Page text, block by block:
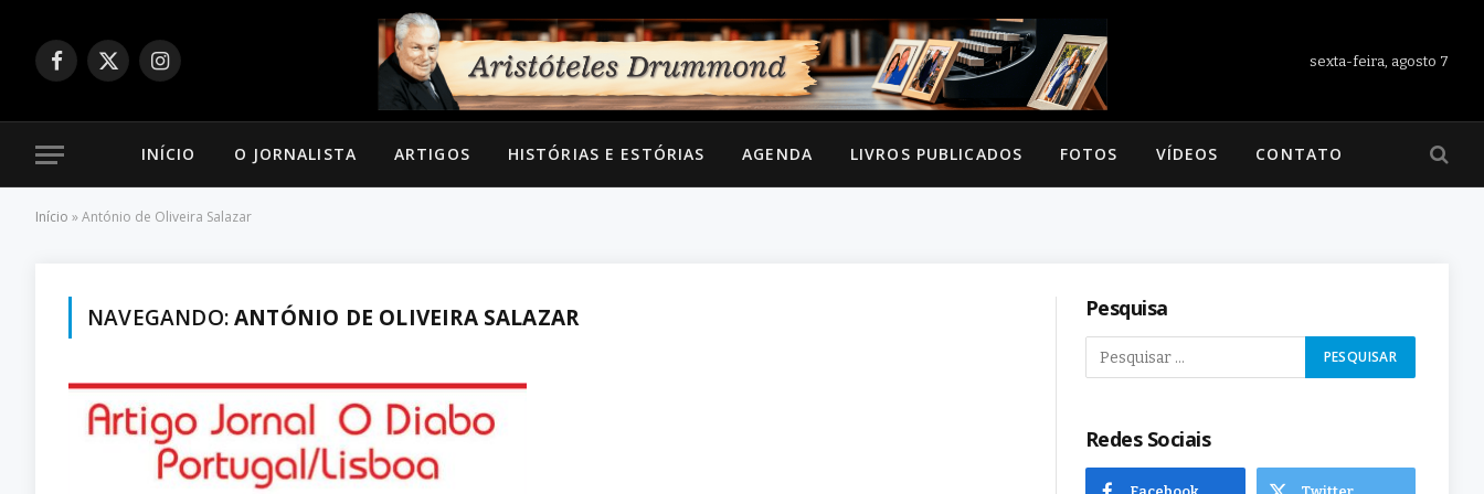
Facebook
X
Instagram
sexta-feira, agosto 7
INÍCIO O JORNALISTA ARTIGOS HISTÓRIAS E ESTÓRIAS AGENDA LIVROS PUBLICADOS FOTOS VÍDEOS CONTATO
Início »António de Oliveira Salazar
NAVEGANDO:ANTÓNIO DE OLIVEIRA SALAZAR Pesquisa
Redes Sociais